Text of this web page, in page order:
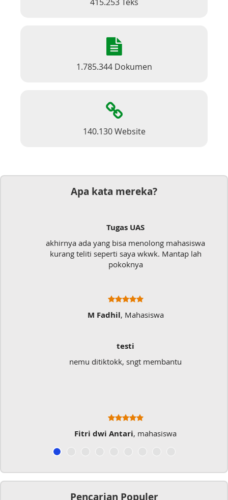
1.785.344 Dokumen
140.130 Website
Apa kata mereka?
Tugas UAS
akhirnya ada yang bisa menolong mahasiswa
kurang teliti seperti saya wkwk. Mantap lah
pokoknya
M Fadhil, Mahasiswa
nemu ditiktokk, sngt membantu
Fitri dwi Antari, mahasiswa
Pencarian Populer